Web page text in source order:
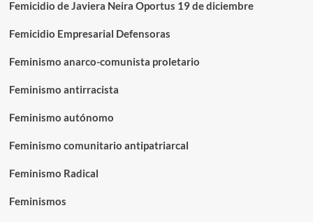
Femicidio de Javiera Neira Oportus 19 de diciembre
Femicidio Empresarial Defensoras
Feminismo anarco-comunista proletario
Feminismo antirracista
Feminismo autónomo
Feminismo comunitario antipatriarcal
Feminismo Radical
Feminismos